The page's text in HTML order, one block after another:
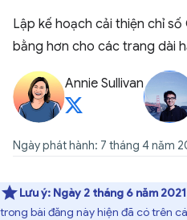
Lập kế hoạch cải thiện chỉ
bằng hơn cho các trang dài
Annie Sullivan
Ngày phát hành: 7 tháng 4 năm
Lưu ý: Ngày 2 tháng 6 năm
trong bài đăng này hiện đã có trên